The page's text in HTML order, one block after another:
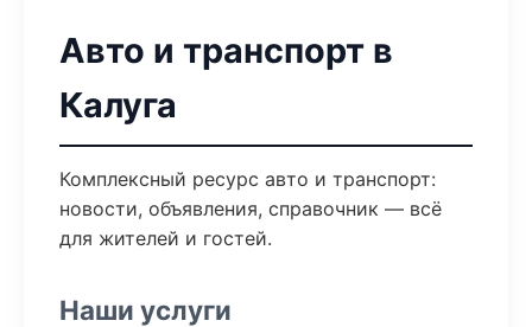
Авто и транспорт в
Калуга
Комплексный ресурс авто и транспорт:
новости, объявления, справочник — всё
для жителей и гостей.
Наши услуги